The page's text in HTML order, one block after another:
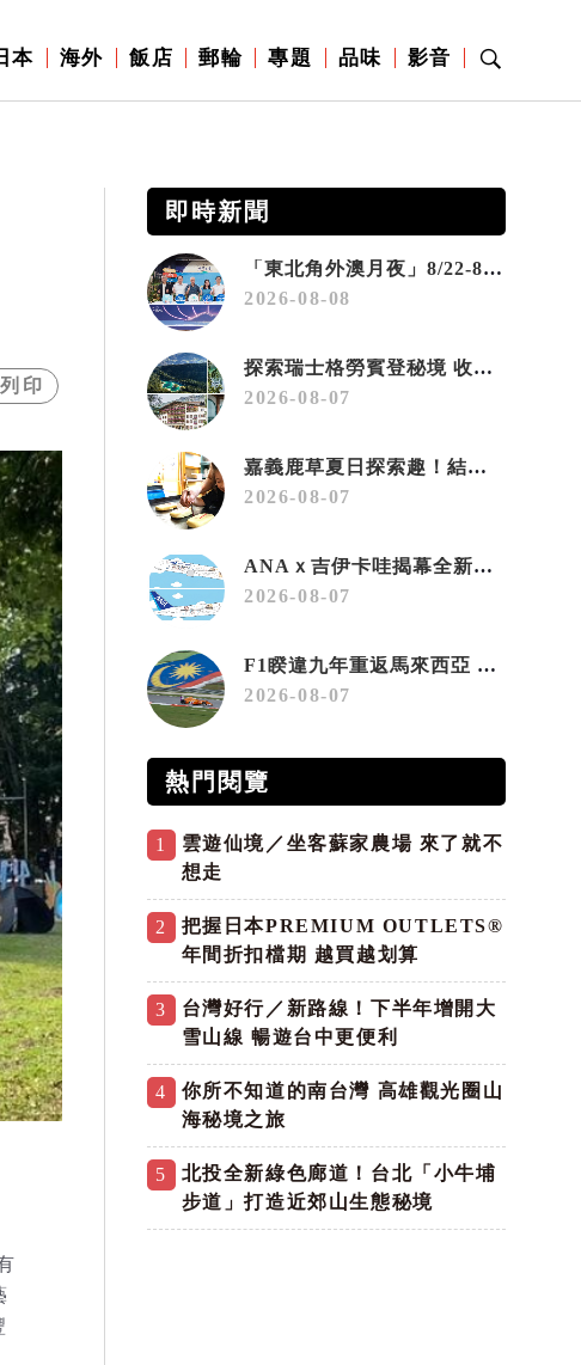
本 海外 飯店 郵輪 專題 品味 影音
列印
即時新聞
「東北角外澳月夜」8/22-8/23浪漫登場 串聯五漁村、音樂、市集、火舞與慢旅共度夏夜
2026-08-08
探索瑞士格勞賓登秘境 收藏六種阿爾卑斯夏日療癒之旅
2026-08-07
嘉義鹿草夏日探索趣！結合科學、農場與自然的親子小旅行
2026-08-07
ANAｘ吉伊卡哇揭幕全新彩繪機「Chiikawa JET」
2026-08-07
F1睽違九年重返馬來西亞 三大國際賽事打造10月運動旅遊熱潮 賽車、自行車、路跑同週登場
2026-08-07
熱門閱覽
1
雲遊仙境／坐客蘇家農場 來了就不
想走
2
把握日本PREMIUM OUTLETS®
年間折扣檔期 越買越划算
3
台灣好行／新路線！下半年增開大
雪山線 暢遊台中更便利
4
你所不知道的南台灣 高雄觀光圈山
海秘境之旅
5
北投全新綠色廊道！台北「小牛埔
步道」打造近郊山生態秘境